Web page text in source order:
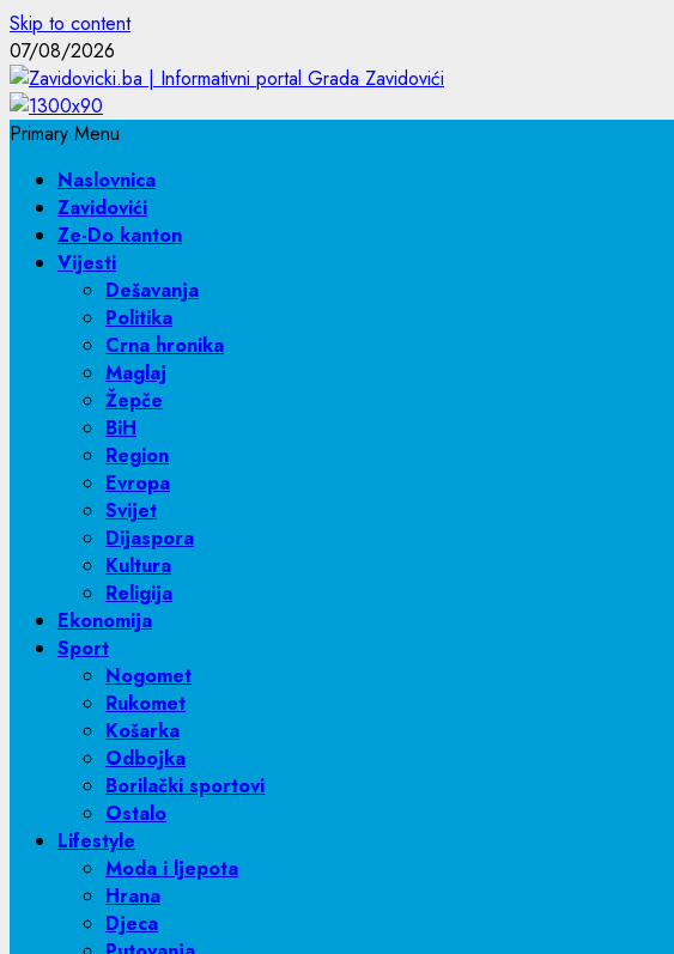
Skip to content
07/08/2026
Primary Menu
Naslovnica
Zavidovići
Ze-Do kanton
Vijesti
Dešavanja
Politika
Crna hronika
Maglaj
Žepče
BiH
Region
Evropa
Svijet
Dijaspora
Kultura
Religija
Ekonomija
Sport
Nogomet
Rukomet
Košarka
Odbojka
Borilački sportovi
Ostalo
Lifestyle
Moda i ljepota
Hrana
Djeca